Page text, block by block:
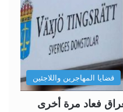
قضايا المهاجرين واللاجئين
فعاد مرة أخرى